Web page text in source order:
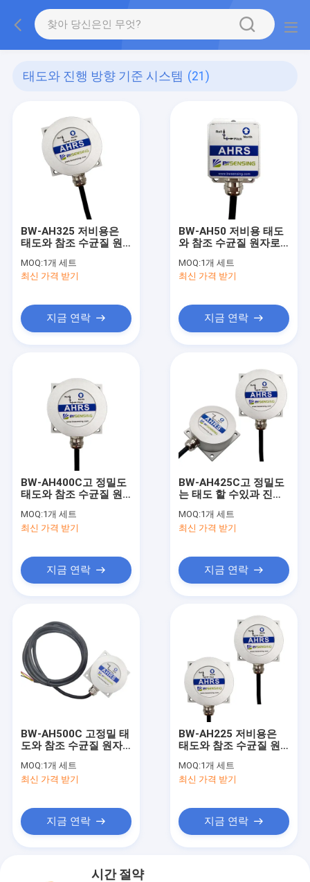
태도와 진행 방향 기준 시스템 (21)
BW-AH325 저비용은
태도와 참조 수균질 원
로 나를 수 있습니다
MOQ:1개 세트
최신 가격 받기
지금 연락
BW-AH50 저비용 태도
와 참조 수균질 원자로
이끄는 것
MOQ:1개 세트
최신 가격 받기
지금 연락
BW-AH400C고 정밀도
태도와 참조 수균질 원
RS232/RS485/TTL을
이끄는 것
MOQ:1개 세트
최신 가격 받기
지금 연락
BW-AH425C고 정밀도
는 태도 할 수있과 진행
에 참조 사항을 답니다
MOQ:1개 세트
최신 가격 받기
지금 연락
BW-AH500C 고정밀 태
도와 참조 수균질 원자
을 이끄는 것
MOQ:1개 세트
최신 가격 받기
지금 연락
BW-AH225 저비용은
태도와 참조 수균질 원
있
MOQ:1개 세트
최신 가격 받기
지금 연락
시간 절약